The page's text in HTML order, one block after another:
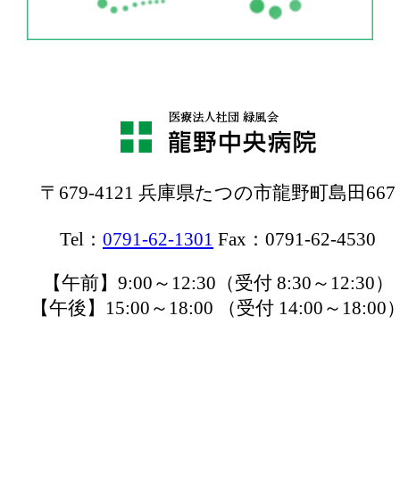
〒679-4121 兵庫県たつの市龍野町島田667
Tel： 0791-62-1301 Fax：0791-62-4530
【午前】9:00～12:30（受付 8:30～12:30）
【午後】15:00～18:00 （受付 14:00～18:00